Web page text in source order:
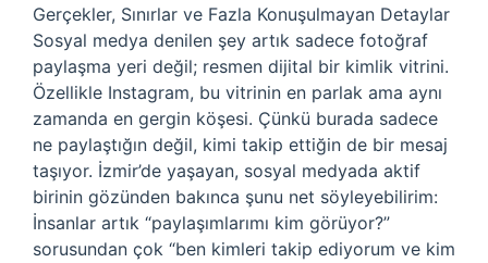
Gerçekler, Sınırlar ve Fazla Konuşulmayan Detaylar
Sosyal medya denilen şey artık sadece fotoğraf
paylaşma yeri değil; resmen dijital bir kimlik vitrini.
Özellikle Instagram, bu vitrinin en parlak ama aynı
zamanda en gergin köşesi. Çünkü burada sadece
ne paylaştığın değil, kimi takip ettiğin de bir mesaj
taşıyor. İzmir’de yaşayan, sosyal medyada aktif
birinin gözünden bakınca şunu net söyleyebilirim:
İnsanlar artık “paylaşımlarımı kim görüyor?”
sorusundan çok “ben kimleri takip ediyorum ve kim